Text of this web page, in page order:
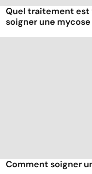
Quel traitement
soigner une
Comment soigner